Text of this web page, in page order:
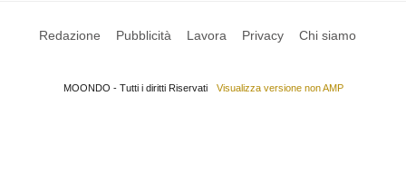
Redazione Pubblicità Lavora Privacy Chi siamo
MOONDO - Tutti i diritti Riservati Visualizza versione non AMP